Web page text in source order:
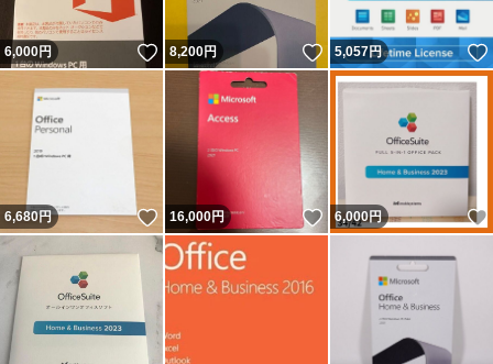
6,000円 いいね！
8,200円 いいね！
5,057円
6,680円 いいね！
16,000円 いいね！
6,000円